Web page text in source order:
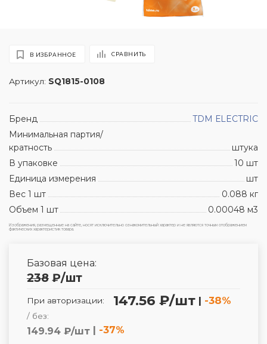
Артикул: SQ1815-0108
В ИЗБРАННОЕ СРАВНИТЬ
Бренд
TDM ЕLECTRIC
Минимальная партия/
кратность
штука
В упаковке
10 шт
Единица измерения
шт
Вес 1 шт
0.088 кг
Объем 1 шт
0.00048 м3
Изображения, размещенные на сайте, носят исключительно ознакомительный характер и не являются точным отображением
фактических характеристик товара.
Базовая цена:
238 ₽/шт
При авторизации: 147.56 ₽/шт | -38%
/ без:
149.94 ₽/шт | -37%